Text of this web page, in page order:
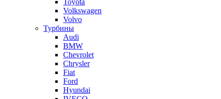
Toyota
Volkswagen
Volvo
Турбины
Audi
BMW
Chevrolet
Chrysler
Fiat
Ford
Hyundai